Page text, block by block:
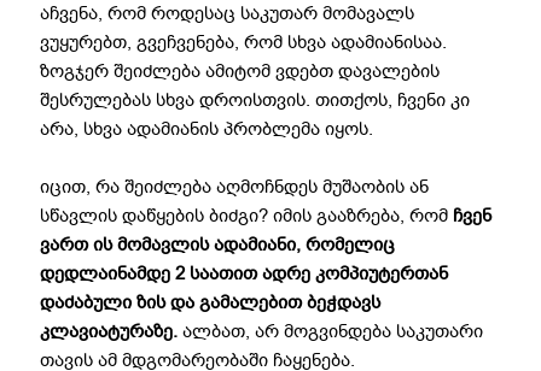
აჩვენა, რომ როდესაც საკუთარ მომავალს
ვუყურებთ, გვეჩვენება, რომ სხვა ადამიანისაა.
ზოგჯერ შეიძლება ამიტომ ვდებთ დავალების
შესრულებას სხვა დროისთვის. თითქოს, ჩვენი კი
არა, სხვა ადამიანის პრობლემა იყოს.
იცით, რა შეიძლება აღმოჩნდეს მუშაობის ან
სწავლის დაწყების ბიძგი? იმის გააზრება, რომ ჩვენ
ვართ ის მომავლის ადამიანი, რომელიც
დედლაინამდე 2 საათით ადრე კომპიუტერთან
დაძაბული ზის და გამალებით ბეჭდავს
კლავიატურაზე. ალბათ, არ მოგვინდება საკუთარი
თავის ამ მდგომარეობაში ჩაყენება.